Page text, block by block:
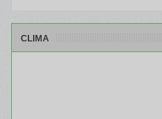
CLIMA